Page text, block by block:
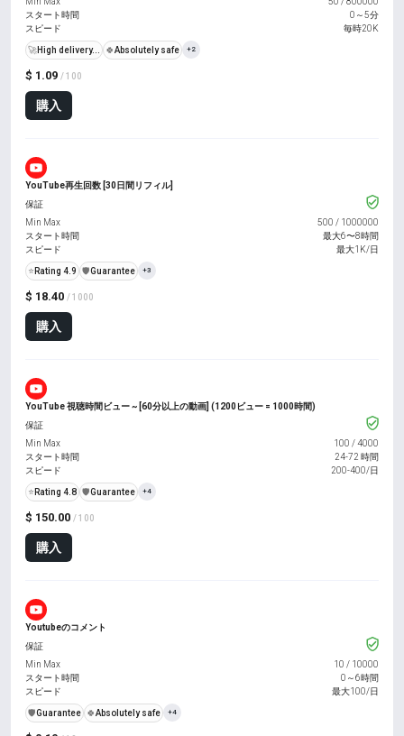
$ 1.09 / 100
購入
スタート時間
0～5分
スピード
毎時20K
🚀High delivery... 🍀Absolutely safe +2
YouTube再生回数 [30日間リフィル]
$ 18.40 / 1000
購入
保証
Min Max
500 / 1000000
スタート時間
最大6〜8時間
スピード
最大1K/日
⭐ Rating 4.9 ️🛡️Guarantee +3
YouTube 視聴時間ビュー ~ [60分以上の動画] (1200ビュー = 1000時間)
$ 150.00 / 100
購入
保証
Min Max
100 /4000
スタート時間
24-72 時間
スピード
200-400/日
⭐ Rating 4.8 ️🛡️Guarantee +4
Youtubeのコメント
保証
Min Max
10 / 10000
スタート時間
0～6時間
スピード
最大100/日
️🛡️Guarantee 🍀Absolutely safe +4